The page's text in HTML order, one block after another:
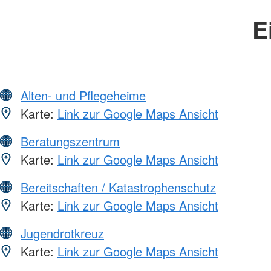
Alten- und Pflegeheime
Karte: Link zur Google Maps Ansicht
Beratungszentrum
Karte: Link zur Google Maps Ansicht
Bereitschaften / Katastrophenschutz
Karte: Link zur Google Maps Ansicht
Jugendrotkreuz
Karte: Link zur Google Maps Ansicht